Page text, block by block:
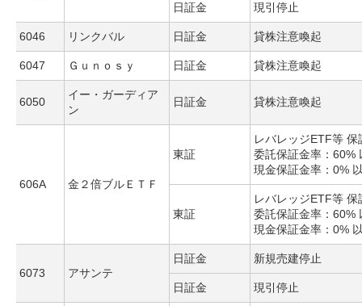
日証金 現引停止
6046 リンクバル 日証金 貸株注意喚起
6047 Ｇｕｎｏｓｙ 日証金 貸株注意喚起
6050
イー・ガーディア
ン
日証金 貸株注意喚起
606A 金２倍ブルＥＴＦ
東証
レバレッジETF等 保
委託保証金率：60%
現金保証金率：0%
東証
レバレッジETF等 保
委託保証金率：60%
現金保証金率：0%
6073 アサンテ
日証金 新規売建停止
日証金 現引停止